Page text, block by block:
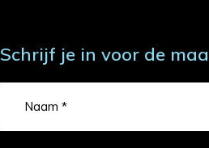
Schrijf je in voor de